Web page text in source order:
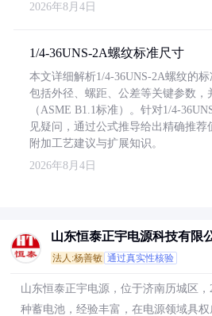
2026年8月4日
1/4-36UNS-2A螺纹标准尺寸
本文详细解析1/4-36UNS-2A螺纹的标
包括外径、螺距、公差等关键参数，
（ASME B1.1标准）。针对1/4-
见疑问，通过公式推导给出精确推荐
附加工艺建议与扩展知识。
2026年8月4日
山东恒泰正宇电源科技有限
法人:杨善敏 通过真实性核验
山东恒泰正宇电源，位于济南历城区
种蓄电池，经验丰富，在电源领域具权